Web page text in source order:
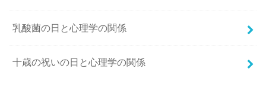
乳酸菌の日と心理学の関係
十歳の祝いの日と心理学の関係